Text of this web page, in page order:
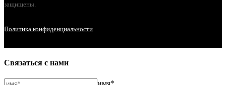
защищены.
Политика конфиденциальности
Связаться с нами
имя*